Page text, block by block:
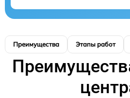
Преимущества Этапы работ